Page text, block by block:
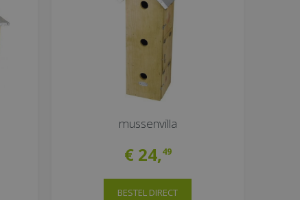
mussenvilla
€ 24,49
BESTEL DIRECT